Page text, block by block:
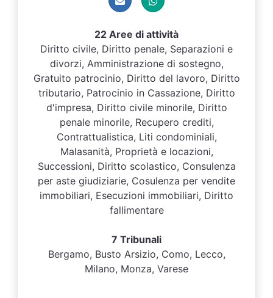
22 Aree di attività
Diritto civile, Diritto penale, Separazioni e
divorzi, Amministrazione di sostegno,
Gratuito patrocinio, Diritto del lavoro, Diritto
tributario, Patrocinio in Cassazione, Diritto
d'impresa, Diritto civile minorile, Diritto
penale minorile, Recupero crediti,
Contrattualistica, Liti condominiali,
Malasanità, Proprietà e locazioni,
Successioni, Diritto scolastico, Consulenza
per aste giudiziarie, Cosulenza per vendite
immobiliari, Esecuzioni immobiliari, Diritto
fallimentare
7 Tribunali
Bergamo, Busto Arsizio, Como, Lecco,
Milano, Monza, Varese